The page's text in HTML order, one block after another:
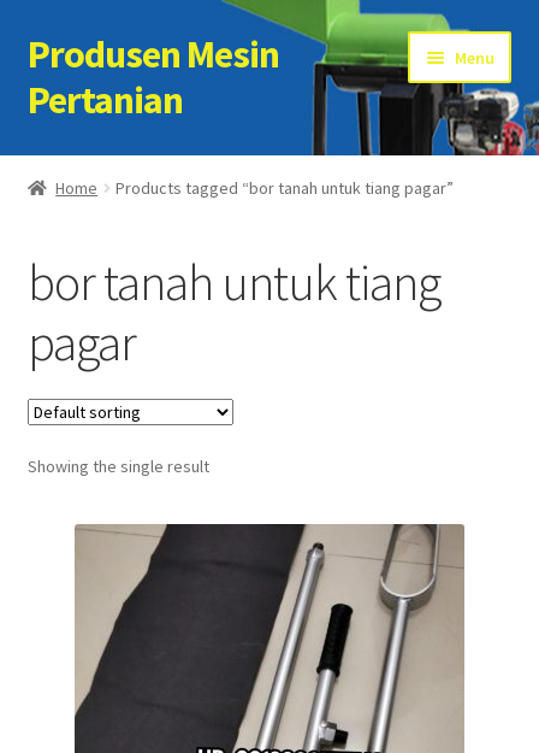
Skip
to
navigation
Skip
to
content
Produsen Mesin
Pertanian
Menu
Home
Cart
Checkout
Kontak Kami
My account
Sample Page
Home Products tagged “bor tanah untuk tiang pagar”
bor tanah untuk tiang
pagar
Showing the single result